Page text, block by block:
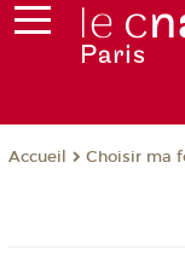
Accueil Choisir ma